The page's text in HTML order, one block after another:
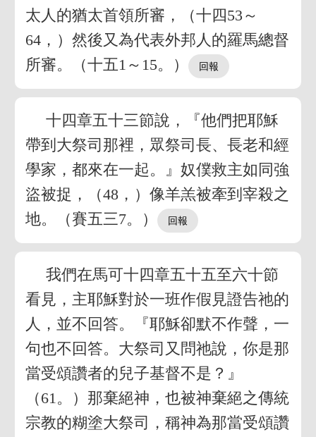
太人的猶太首領所審，（十四53～
64，）然後又為代表外邦人的羅馬總督
所審。（十五1～15。）
十四章五十三節說，『他們把耶穌
帶到大祭司那裡，眾祭司長、長老和經
學家，都來在一起。』奴僕救主如同強
盜被捉，（48，）像羊羔被牽到宰殺之
地。（賽五三7。）
我們在馬可十四章五十五至六十節
看見，主耶穌對於一班作假見證告祂的
人，並不回答。『耶穌卻默不作聲，一
句也不回答。大祭司又問祂說，你是那
當受頌讚者的兒子基督不是？』
（61。）那棄絕神，也被神棄絕之傳統
宗教的糊塗大祭司，稱神為那當受頌讚